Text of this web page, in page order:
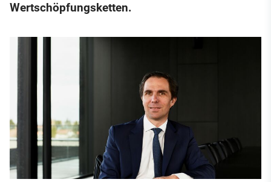
Wertschöpfungsketten.